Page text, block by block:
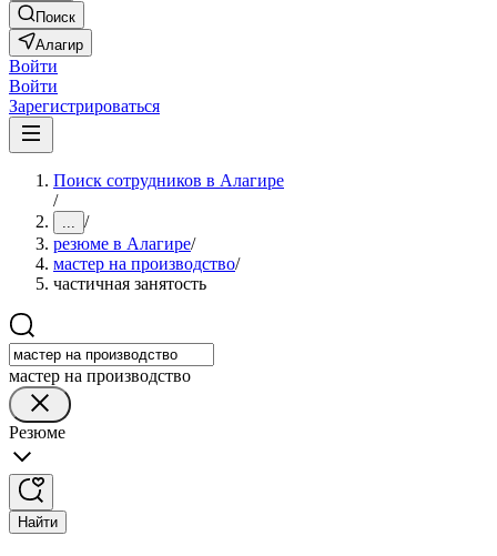
Поиск
Алагир
Войти
Войти
Зарегистрироваться
Поиск сотрудников в Алагире
/
... /
резюме в Алагире/
мастер на производство/
частичная занятость
мастер на производство
Резюме
Найти